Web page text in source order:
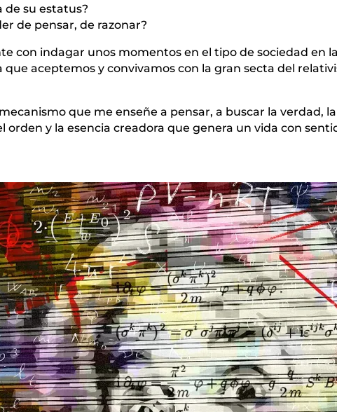
de su estatus?
de pensar, de razonar?
con indagar unos momentos en el tipo de sociedad en
aceptemos y convivamos con la gran secta del
que me enseñe a pensar, a buscar la verdad,
orden y la esencia creadora que genera un vida con